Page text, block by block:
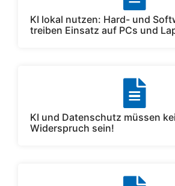
KI lokal nutzen: Hard- und
treiben Einsatz auf PCs und
KI und Datenschutz müssen
Widerspruch sein!